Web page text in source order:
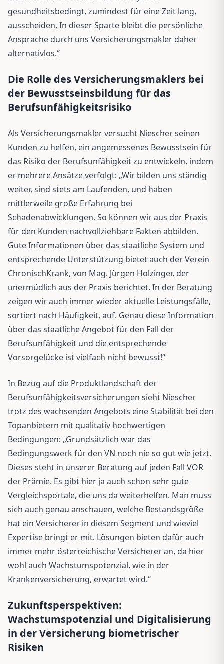
gesundheitsbedingt, zumindest für eine Zeit lang,
ausscheiden. In dieser Sparte bleibt die persönliche
Ansprache durch uns Versicherungsmakler daher
alternativlos.“
Die Rolle des Versicherungsmaklers bei
der Bewusstseinsbildung für das
Berufsunfähigkeitsrisiko
Als Versicherungsmakler versucht Niescher seinen
Kunden zu helfen, ein angemessenes Bewusstsein für
das Risiko der Berufsunfähigkeit zu entwickeln, indem
er mehrere Ansätze verfolgt: „Wir bilden uns ständig
weiter, sind stets am Laufenden, und haben
mittlerweile große Erfahrung bei
Schadenabwicklungen. So können wir aus der Praxis
für den Kunden nachvollziehbare Fakten abbilden.
Gute Informationen über das staatliche System und
entsprechende Unterstützung bietet auch der Verein
ChronischKrank, von Mag. Jürgen Holzinger, der
unermüdlich aus der Praxis berichtet. In der Beratung
zeigen wir auch immer wieder aktuelle Leistungsfälle,
sortiert nach Häufigkeit, auf. Genau diese Information
über das staatliche Angebot für den Fall der
Berufsunfähigkeit und die entsprechende
Vorsorgelücke ist vielfach nicht bewusst!“
In Bezug auf die Produktlandschaft der
Berufsunfähigkeitsversicherungen sieht Niescher
trotz des wachsenden Angebots eine Stabilität bei den
Topanbietern mit qualitativ hochwertigen
Bedingungen: „Grundsätzlich war das
Bedingungswerk für den VN noch nie so gut wie jetzt.
Dieses steht in unserer Beratung auf jeden Fall VOR
der Prämie. Es gibt hier ja auch schon sehr gute
Vergleichsportale, die uns da weiterhelfen. Man muss
sich auch genau anschauen, welche Bestandsgröße
hat ein Versicherer in diesem Segment und wieviel
Expertise bringt er mit. Lösungen bieten dafür auch
immer mehr österreichische Versicherer an, da hier
wohl auch Wachstumspotenzial, wie in der
Krankenversicherung, erwartet wird.“
Zukunftsperspektiven:
Wachstumspotenzial und Digitalisierung
in der Versicherung biometrischer
Risiken